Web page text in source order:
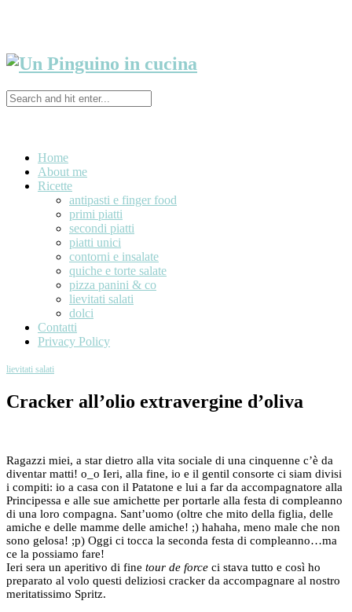
Home
About me
Ricette
antipasti e finger food
primi piatti
secondi piatti
piatti unici
contorni e insalate
quiche e torte salate
pizza panini & co
lievitati salati
dolci
Contatti
Privacy Policy
lievitati salati
Cracker all’olio extravergine d’oliva
Ragazzi miei, a star dietro alla vita sociale di una cinquenne c’è da
diventar matti! o_o Ieri, alla fine, io e il gentil consorte ci siam divisi
i compiti: io a casa con il Patatone e lui a far da accompagnatore alla
Principessa e alle sue amichette per portarle alla festa di compleanno
di una loro compagna. Sant’uomo (oltre che mito della figlia, delle
amiche e delle mamme delle amiche! ;) hahaha, meno male che non
sono gelosa! ;p) Oggi ci tocca la seconda festa di compleanno…ma
ce la possiamo fare!
Ieri sera un aperitivo di fine tour de force ci stava tutto e così ho
preparato al volo questi deliziosi cracker da accompagnare al nostro
meritatissimo Spritz.